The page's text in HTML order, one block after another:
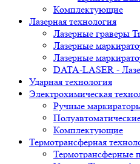
Комплектующие
Лазерная технология
Лазерные граверы
Лазерные
Лазерные
DATA-LASER -
Ударная технология
Электрохимическая
Ручные
Комплектующие
Термотрансферная
Термотрансферные